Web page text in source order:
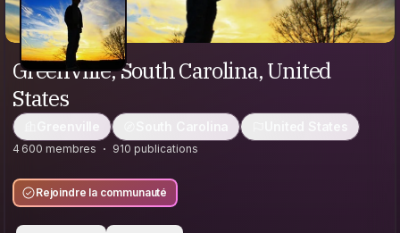
Greenville, South Carolina, United
States
Greenville South Carolina United States
4 600 membres 910 publications
Rejoindre la communauté